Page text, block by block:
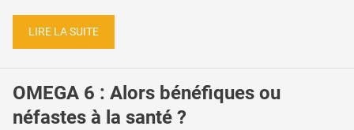
LIRE LA SUITE
OMEGA 6 : Alors bénéfiques ou
néfastes à la santé ?